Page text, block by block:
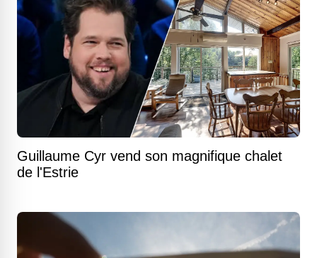
Guillaume Cyr vend son magnifique chalet
de l'Estrie